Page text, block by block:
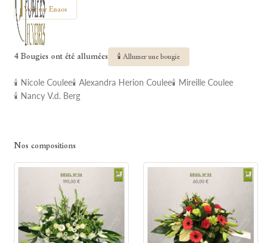
Voir sur Enaos
4 Bougies ont été allumées 🕯 Allumer une bougie
🕯 Nicole Coulee🕯 Alexandra Herion Coulee🕯 Mireille Coulee
🕯 Nancy V.d. Berg
Nos compositions